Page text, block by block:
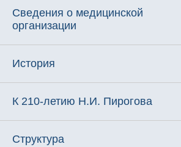
Сведения о медицинской
организации
История
К 210-летию Н.И. Пирогова
Структура